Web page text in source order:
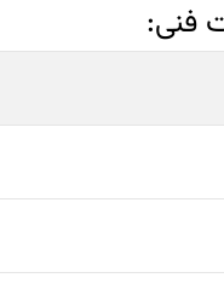
فنی: